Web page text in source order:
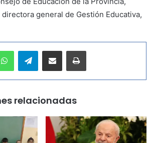
directora general de Gestión Educativa,
Telegram
relacionadas